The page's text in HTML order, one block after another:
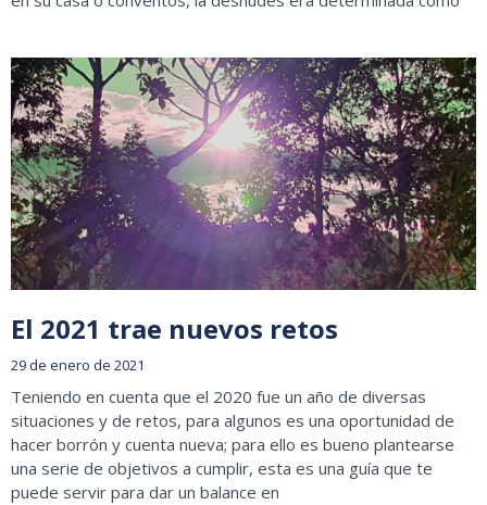
El 2021 trae nuevos retos
29 de enero de 2021
Teniendo en cuenta que el 2020 fue un año de diversas
situaciones y de retos, para algunos es una oportunidad de
hacer borrón y cuenta nueva; para ello es bueno plantearse
una serie de objetivos a cumplir, esta es una guía que te
puede servir para dar un balance en